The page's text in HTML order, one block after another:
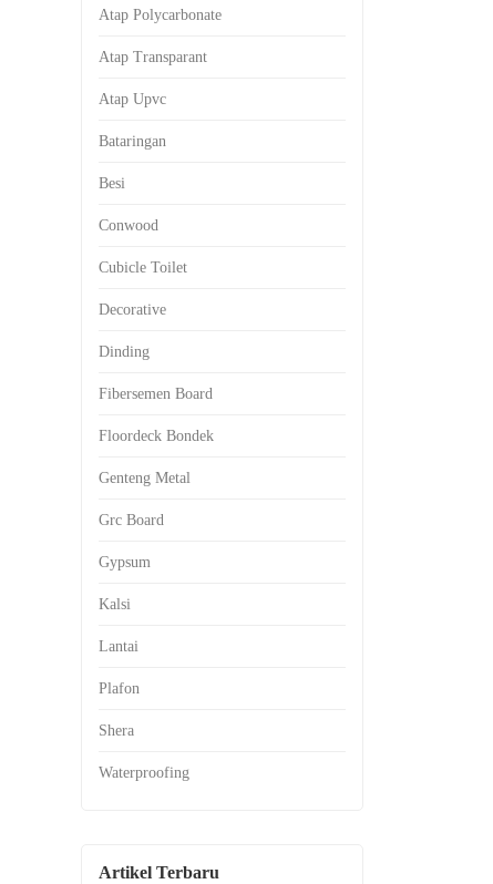
Atap Polycarbonate
Atap Transparant
Atap Upvc
Bataringan
Besi
Conwood
Cubicle Toilet
Decorative
Dinding
Fibersemen Board
Floordeck Bondek
Genteng Metal
Grc Board
Gypsum
Kalsi
Lantai
Plafon
Shera
Waterproofing
Artikel Terbaru